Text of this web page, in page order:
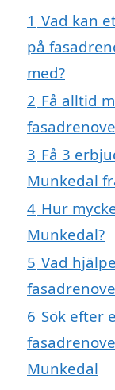
1 Vad kan
på
med?
2 Få alltid
3 Få 3
Munkedal
4 Hur
Munkedal?
5 Vad
6 Sök efter
Munkedal